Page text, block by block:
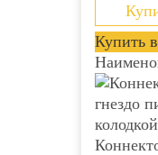
возможно
Купить